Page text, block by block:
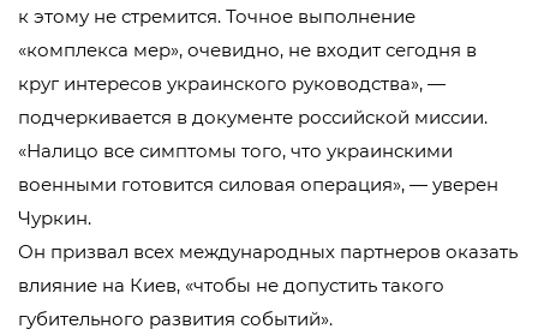
к этому не стремится. Точное выполнение
«комплекса мер», очевидно, не входит сегодня в
круг интересов украинского руководства», —
подчеркивается в документе российской миссии.
«Налицо все симптомы того, что украинскими
военными готовится силовая операция», — уверен
Чуркин.
Он призвал всех международных партнеров оказать
влияние на Киев, «чтобы не допустить такого
губительного развития событий».